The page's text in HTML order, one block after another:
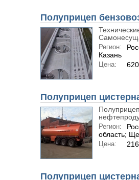
Полуприцеп
Регион:
Казань
Цена:
Полуприцеп
Регион:
область;
Цена:
Полуприцеп